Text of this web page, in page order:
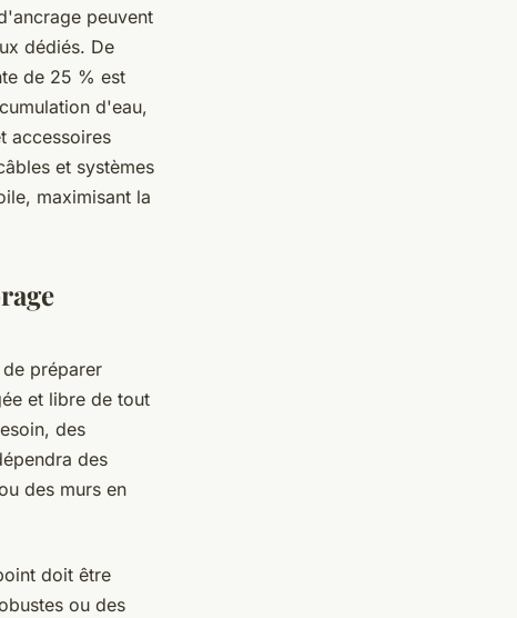
peuvent
dédiés. De
de 25 % est
d'eau,
accessoires
et systèmes
maximisant la
préparer
et libre de tout
des
des
des murs en
doit être
ou des